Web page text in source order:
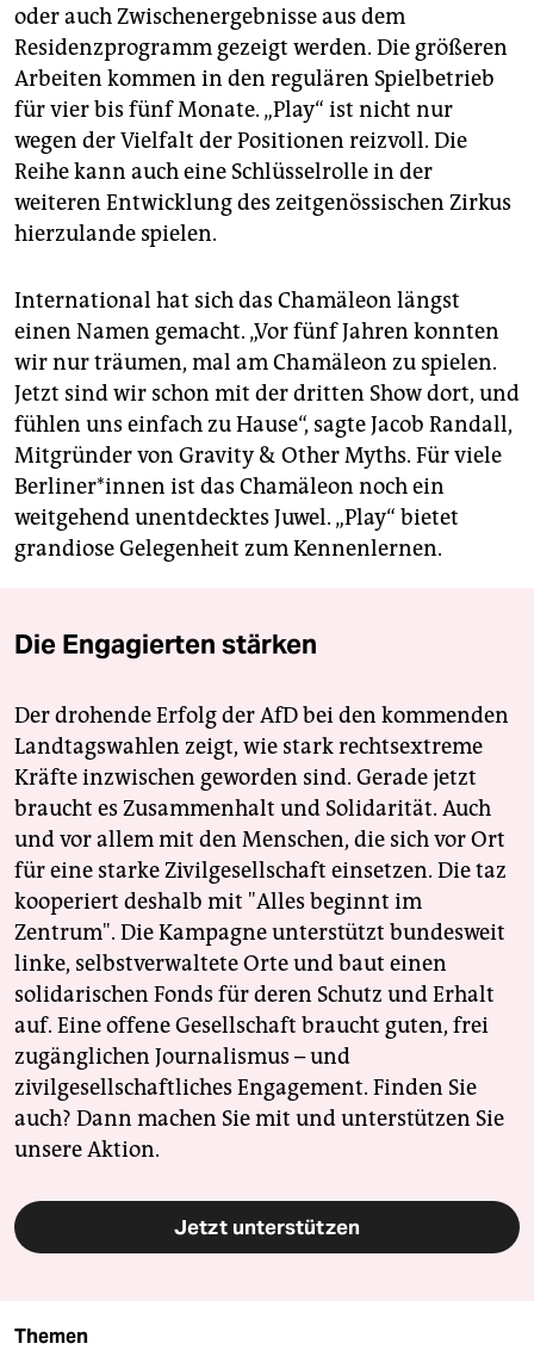
oder auch Zwischenergebnisse aus dem
Residenzprogramm gezeigt werden. Die größeren
Arbeiten kommen in den regulären Spielbetrieb
für vier bis fünf Monate. „Play“ ist nicht nur
wegen der Vielfalt der Positionen reizvoll. Die
Reihe kann auch eine Schlüsselrolle in der
weiteren Entwicklung des zeitgenössischen Zirkus
hierzulande spielen.
International hat sich das Chamäleon längst
einen Namen gemacht. „Vor fünf Jahren konnten
wir nur träumen, mal am Chamäleon zu spielen.
Jetzt sind wir schon mit der dritten Show dort, und
fühlen uns einfach zu Hause“, sagte Jacob Randall,
Mitgründer von Gravity & Other Myths. Für viele
Ber­li­ne­r*in­nen ist das Chamäleon noch ein
weitgehend unentdecktes Juwel. „Play“ bietet
grandiose Gelegenheit zum Kennenlernen.
Die Engagierten stärken
Der drohende Erfolg der AfD bei den kommenden
Landtagswahlen zeigt, wie stark rechtsextreme
Kräfte inzwischen geworden sind. Gerade jetzt
braucht es Zusammenhalt und Solidarität. Auch
und vor allem mit den Menschen, die sich vor Ort
für eine starke Zivilgesellschaft einsetzen. Die taz
kooperiert deshalb mit "Alles beginnt im
Zentrum". Die Kampagne unterstützt bundesweit
linke, selbstverwaltete Orte und baut einen
solidarischen Fonds für deren Schutz und Erhalt
auf. Eine offene Gesellschaft braucht guten, frei
zugänglichen Journalismus – und
zivilgesellschaftliches Engagement. Finden Sie
auch? Dann machen Sie mit und unterstützen Sie
unsere Aktion.
Jetzt unterstützen
Themen